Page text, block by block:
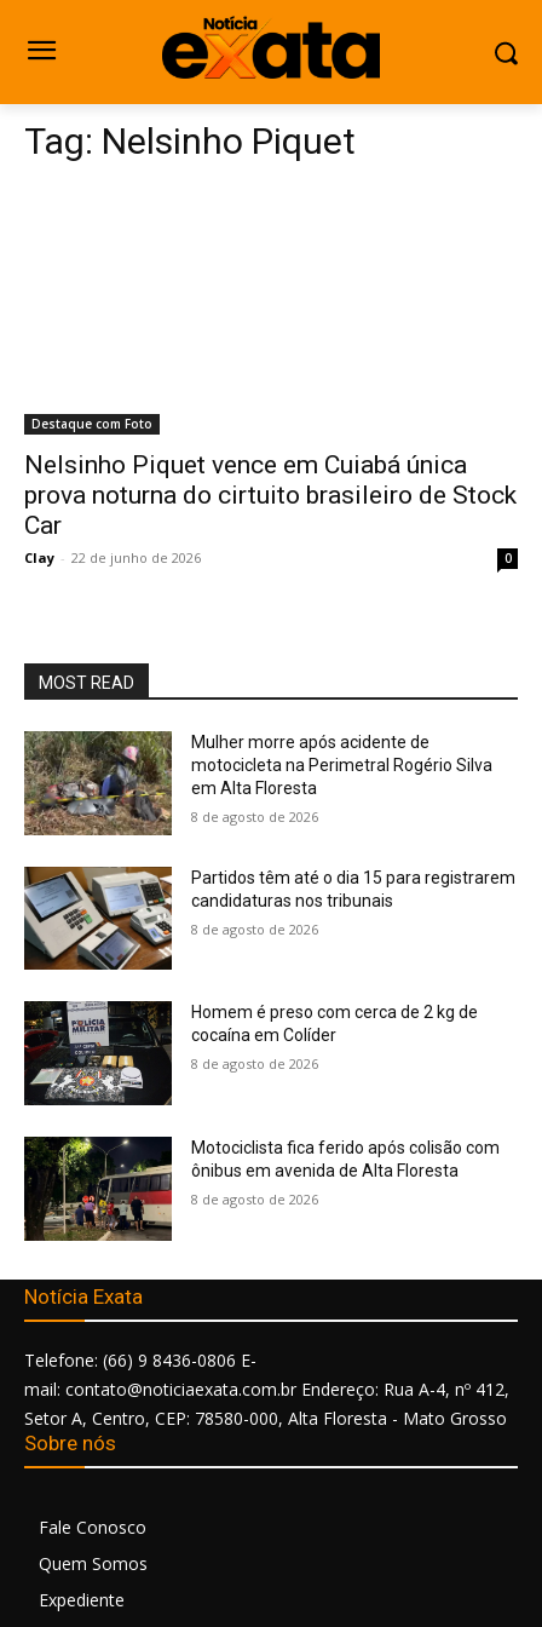
Tag: Nelsinho Piquet
Destaque com Foto
Nelsinho Piquet vence em Cuiabá única
prova noturna do cirtuito brasileiro de Stock
Car
Clay - 22 de junho de 2026 0
MOST READ
Mulher morre após acidente de
motocicleta na Perimetral Rogério Silva
em Alta Floresta
8 de agosto de 2026
Partidos têm até o dia 15 para registrarem
candidaturas nos tribunais
8 de agosto de 2026
Homem é preso com cerca de 2 kg de
cocaína em Colíder
8 de agosto de 2026
Motociclista fica ferido após colisão com
ônibus em avenida de Alta Floresta
8 de agosto de 2026
Notícia Exata
Telefone: (66) 9 8436-0806 E-
mail: contato@noticiaexata.com.br Endereço: Rua A-4, nº 412,
Setor A, Centro, CEP: 78580-000, Alta Floresta - Mato Grosso
Sobre nós
Fale Conosco
Quem Somos
Expediente